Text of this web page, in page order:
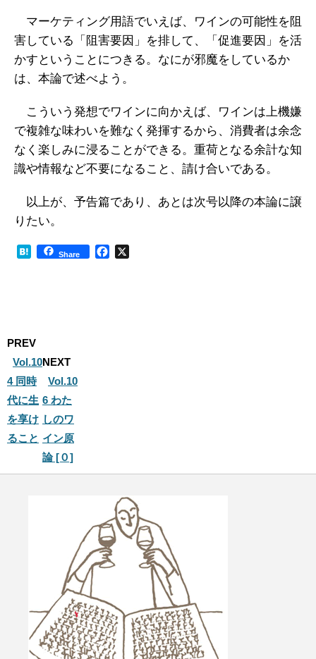
マーケティング用語でいえば、ワインの可能性を阻
害している「阻害要因」を排して、「促進要因」を活
かすということにつきる。なにが邪魔をしているか
は、本論で述べよう。
こういう発想でワインに向かえば、ワインは上機嫌
で複雑な味わいを難なく発揮するから、消費者は余念
なく楽しみに浸ることができる。重荷となる余計な知
識や情報など不要になること、請け合いである。
以上が、予告篇であり、あとは次号以降の本論に譲
りたい。
Share
PREV
Vol.10
4 同時
代に生
を享け
ること
NEXT
Vol.10
6 わた
しのワ
イン原
論 [０]